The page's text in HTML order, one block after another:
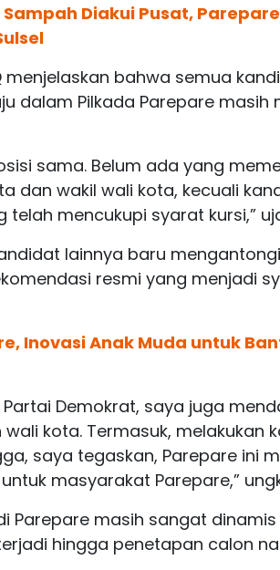
Diakui Pusat,
menjelaskan bahwa semua
dalam Pilkada Parepare masih
sama. Belum ada yang
dan wakil wali kota, kecuali
telah mencukupi syarat kursi,”
lainnya baru
resmi yang menjadi
Inovasi Anak Muda untuk
Demokrat, saya juga
kota. Termasuk, melakukan
saya tegaskan, Parepare ini
masyarakat Parepare,”
Parepare masih sangat
hingga penetapan calon